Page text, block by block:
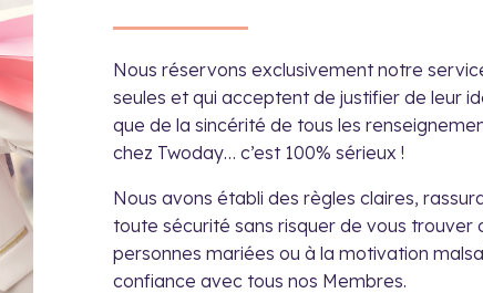
Nous réservons exclusivement notre
seules et qui acceptent de justifier de leur
que de la sincérité de tous les
chez Twoday… c’est 100% sérieux !
Nous avons établi des règles claires,
toute sécurité sans risquer de vous
personnes mariées ou à la motivation
confiance avec tous nos Membres.